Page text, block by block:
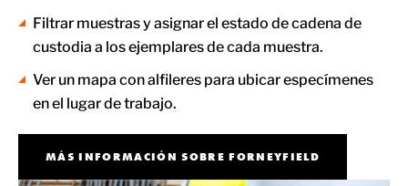
Filtrar muestras y asignar el estado de cadena de
custodia a los ejemplares de cada muestra.
Ver un mapa con alfileres para ubicar especímenes
en el lugar de trabajo.
MÁS INFORMACIÓN SOBRE FORNEYFIELD